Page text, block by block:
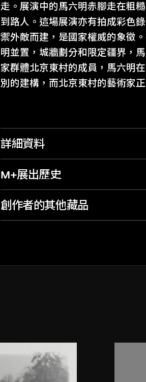
走。展演中的馬六明赤腳走在粗
到路人。這場展演亦有拍成彩色
禦外敵而建，是國家權威的象徵
明並置，城牆劃分和限定疆界，
家群體北京東村的成員，馬六明
別的建構，而北京東村的藝術家
詳細資料
M+展出歷史
創作者的其他藏品